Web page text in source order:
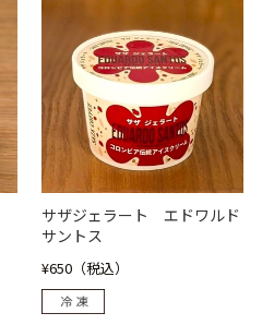
サザジェラート エドワルド
サントス
¥650（税込）